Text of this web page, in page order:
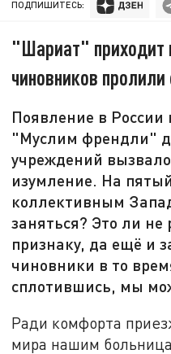
ПОДПИШИТЕСЬ:
"Шариат" приходит
чиновников
Появление в России
"Муслим френдли"
учреждений
изумление. На
коллективным
заняться? Это ли не
признаку, да ещё и
чиновники в то
сплотившись, мы
Ради комфорта
мира нашим